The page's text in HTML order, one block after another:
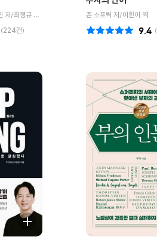
리처드 탈러,캐스 선스타인 저/최정규 감수/이경식 역
(224건)
존 소포릭 저/이한이 역
(
9.4